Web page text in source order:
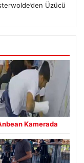
Üzücü
Kamerada